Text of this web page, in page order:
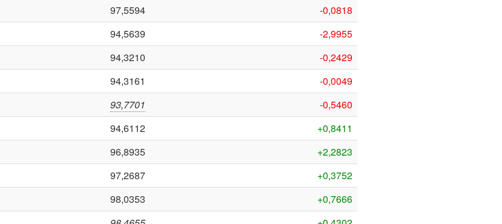
97,5594
-0,0818
94,5639
-2,9955
94,3210
-0,2429
94,3161
-0,0049
93,7701
-0,5460
94,6112
+0,8411
96,8935
+2,2823
97,2687
+0,3752
98,0353
+0,7666